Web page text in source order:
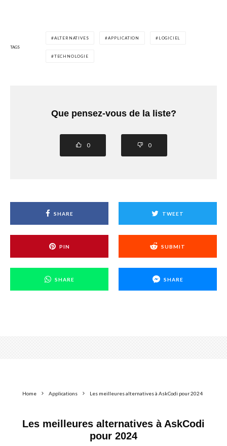
TAGS
ALTERNATIVES APPLICATION LOGICIEL
TECHNOLOGIE
Que pensez-vous de la liste?
0 0
SHARE TWEET
PIN SUBMIT
SHARE SHARE
Home Applications Les meilleures alternatives à AskCodi pour 2024
Les meilleures alternatives à AskCodi
pour 2024